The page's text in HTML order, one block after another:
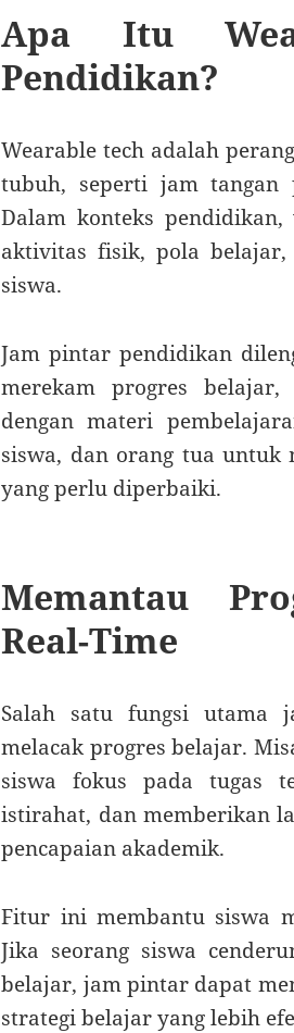
Apa Itu
Pendidikan?
Wearable tech adalah
tubuh, seperti jam tangan
Dalam konteks
aktivitas fisik, pola
siswa.
Jam pintar pendidikan
merekam progres
dengan materi
siswa, dan orang tua untuk
yang perlu diperbaiki.
Memantau
Real-Time
Salah satu fungsi utama
melacak progres belajar.
siswa fokus pada tugas
istirahat, dan memberikan
pencapaian akademik.
Fitur ini membantu siswa
Jika seorang siswa
belajar, jam pintar dapat
strategi belajar yang lebih